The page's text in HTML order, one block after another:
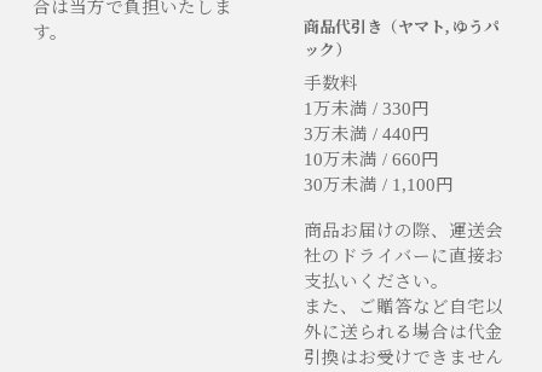
合は当方で負担いたしま
す。
商品代引き（ヤマト, ゆうパ
ック）
手数料
1万未満 / 330円
3万未満 / 440円
10万未満 / 660円
30万未満 / 1,100円
商品お届けの際、運送会
社のドライバーに直接お
支払いください。
また、ご贈答など自宅以
外に送られる場合は代金
引換はお受けできません